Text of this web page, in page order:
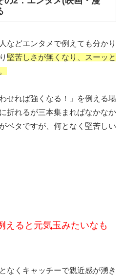
などエンタメで例えても分かり
堅苦しさが無くなり、スーッと
せれば強くなる！」を例える場
折れるが三本集まればなかなか
ベタですが、何となく堅苦しい
えると元気玉みたいなも
なくキャッチーで親近感が湧き